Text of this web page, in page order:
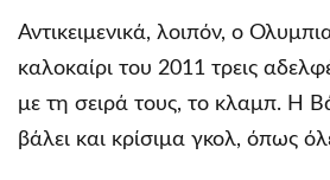
Αντικειμενικά, λοιπόν, ο
καλοκαίρι του 2011 τρεις
με τη σειρά τους, το κλαμπ. Η
βάλει και κρίσιμα γκολ, όπως